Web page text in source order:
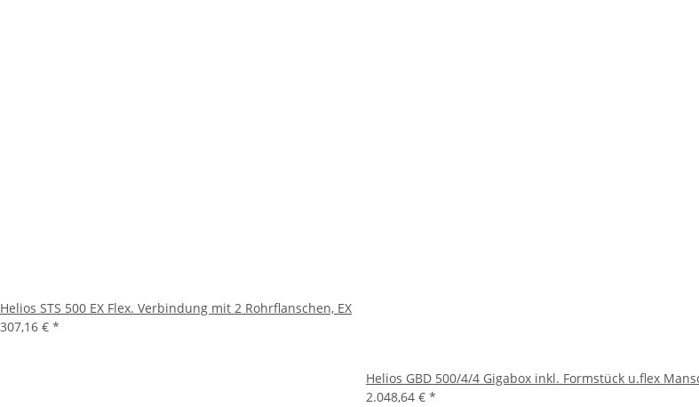
Helios STS 500 EX Flex. Verbindung mit 2 Rohrflanschen, EX
307,16 € *
Helios GBD 500/4/4 Gigabox inkl. Formstück u.flex
2.048,64 € *